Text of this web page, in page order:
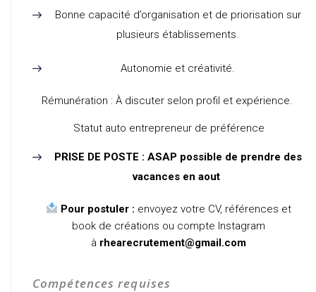
Bonne capacité d’organisation et de priorisation sur
plusieurs établissements.
Autonomie et créativité.
Rémunération : À discuter selon profil et expérience.
Statut auto entrepreneur de préférence
PRISE DE POSTE : ASAP possible de prendre des
vacances en aout
Pour postuler : envoyez votre CV, références et
book de créations ou compte Instagram
à rhearecrutement@gmail.com
Compétences requises